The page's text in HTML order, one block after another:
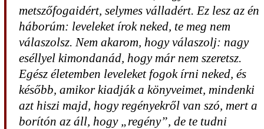
metszőfogaidért, selymes válladért. Ez lesz az én
háborúm: leveleket írok neked, te meg nem
válaszolsz. Nem akarom, hogy válaszolj: nagy
eséllyel kimondanád, hogy már nem szeretsz.
Egész életemben leveleket fogok írni neked, és
később, amikor kiadják a könyveimet, mindenki
azt hiszi majd, hogy regényekről van szó, mert a
borítón az áll, hogy „regény”, de te tudni